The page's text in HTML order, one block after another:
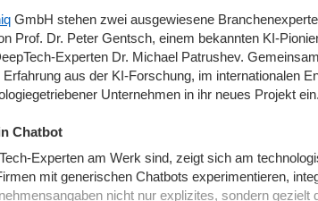
GmbH stehen zwei ausgewiesene
Prof. Dr. Peter Gentsch, einem bekannten KI-
Experten Dr. Michael Patrushev.
Erfahrung aus der KI-Forschung, im internationalen
Unternehmen in ihr neues Projekt ein.
Chatbot
Experten am Werk sind, zeigt sich am
mit generischen Chatbots experimentieren,
nicht nur explizites, sondern gezielt